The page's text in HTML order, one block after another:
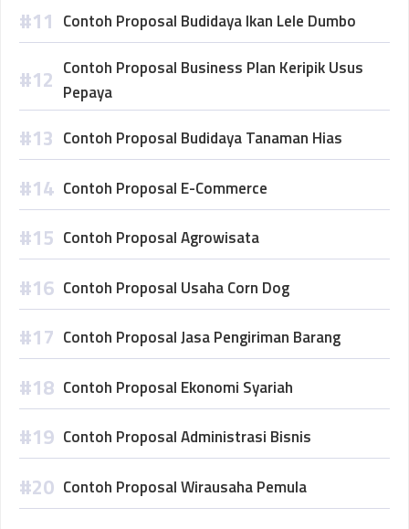
Contoh Proposal Budidaya Ikan Lele Dumbo
Contoh Proposal Business Plan Keripik Usus
Pepaya
Contoh Proposal Budidaya Tanaman Hias
Contoh Proposal E-Commerce
Contoh Proposal Agrowisata
Contoh Proposal Usaha Corn Dog
Contoh Proposal Jasa Pengiriman Barang
Contoh Proposal Ekonomi Syariah
Contoh Proposal Administrasi Bisnis
Contoh Proposal Wirausaha Pemula